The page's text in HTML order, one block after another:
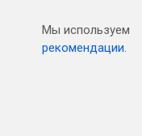
Мы используем
рекомендации.